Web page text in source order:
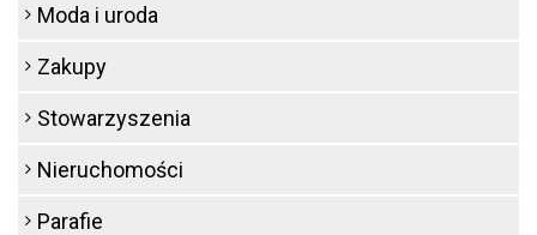
Moda i uroda
Zakupy
Stowarzyszenia
Nieruchomości
Parafie